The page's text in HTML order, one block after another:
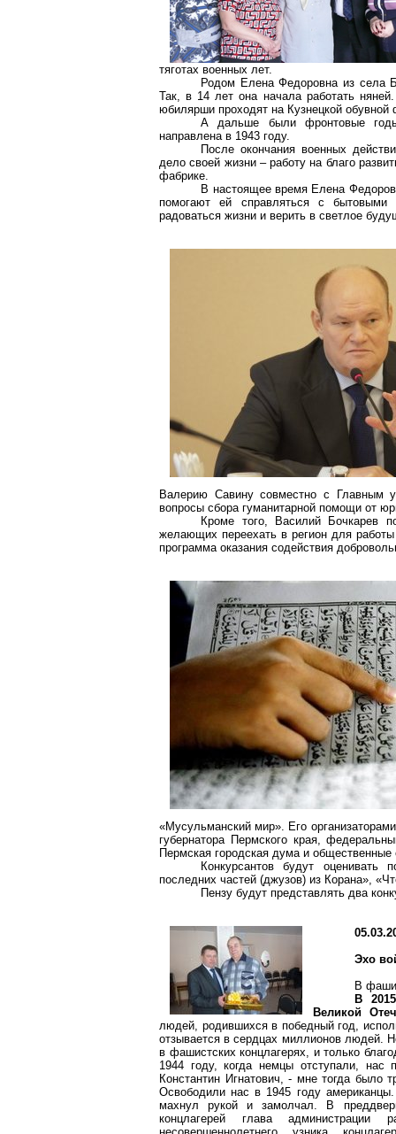
тяготах военных лет.
Родом Елена Федоровна из села
Так, в 14 лет она начала работать
юбилярши проходят на Кузнецкой обувной
А дальше были фронтовые
направлена в 1943 году.
После окончания военных
дело своей жизни – работу на благо
фабрике.
В настоящее время Елена
помогают ей справляться с
радоваться жизни и верить в светлое
Валерию Савину совместно с Главным
вопросы сбора гуманитарной помощи от
Кроме того,
Василий Бочкарев
желающих переехать в регион для работы
программа оказания содействия
«Мусульманский мир». Его
губернатора Пермского края,
Пермская городская дума и
Конкурсантов будут
последних частей (джузов) из Корана»,
Пензу будут представлять два
Эхо
В
В
Великой
людей, родившихся в победный год,
отзывается в сердцах миллионов людей.
в фашистских концлагерях, и только
1944 году, когда немцы отступали,
Константин Игнатович, - мне тогда было
Освободили нас в 1945 году
махнул рукой и замолчал. В
концлагерей глава администрации